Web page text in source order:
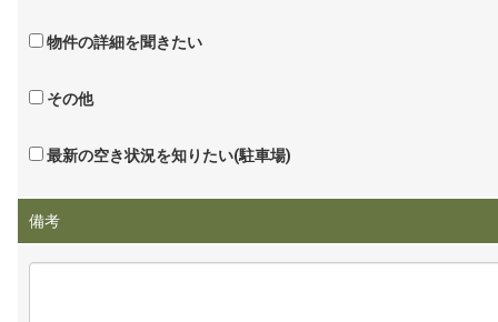
物件の詳細を聞きたい
その他
最新の空き状況を知りたい(駐車場)
備考